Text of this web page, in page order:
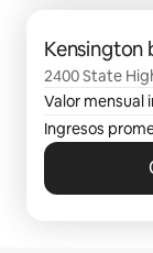
Kensington
2400 State
Valor mensual
Ingresos